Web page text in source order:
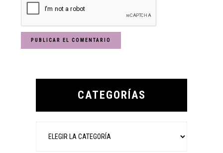
Primary
CATEGORÍAS